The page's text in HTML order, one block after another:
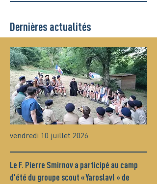
Dernières actualités
vendredi 10 juillet 2026
Le F. Pierre Smirnov a participé au camp
d'été du groupe scout « Yaroslavl » de